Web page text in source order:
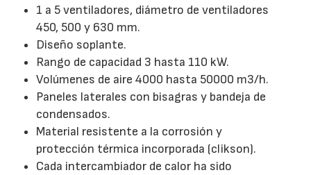
1 a 5 ventiladores, diámetro de ventiladores
450, 500 y 630 mm.
Diseño soplante.
Rango de capacidad 3 hasta 110 kW.
Volúmenes de aire 4000 hasta 50000 m3/h.
Paneles laterales con bisagras y bandeja de
condensados.
Material resistente a la corrosión y
protección térmica incorporada (clikson).
Cada intercambiador de calor ha sido